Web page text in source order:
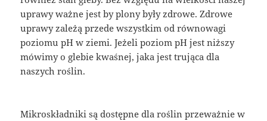
uprawy ważne jest by plony były zdrowe. Zdrowe
uprawy zależą przede wszystkim od równowagi
poziomu pH w ziemi. Jeżeli poziom pH jest niższy
mówimy o glebie kwaśnej, jaka jest trująca dla
naszych roślin.
Mikroskładniki są dostępne dla roślin przeważnie w